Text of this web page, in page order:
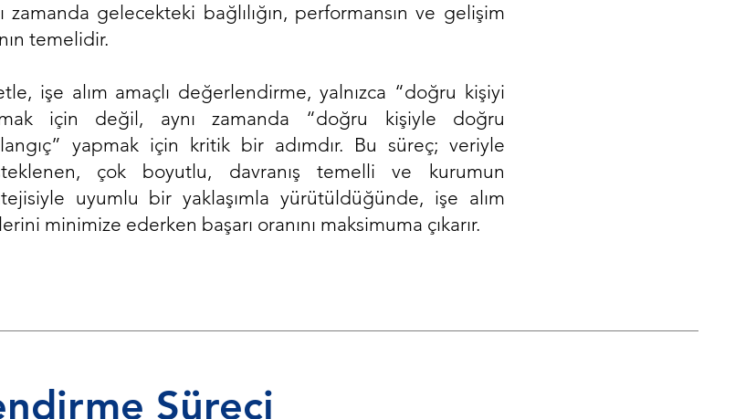
zamanda gelecekteki bağlılığın, performansın ve gelişim
temelidir.
işe alım amaçlı değerlendirme, yalnızca “doğru kişiyi
için değil, aynı zamanda “doğru kişiyle doğru
yapmak için kritik bir adımdır. Bu süreç; veriyle
çok boyutlu, davranış temelli ve kurumun
uyumlu bir yaklaşımla yürütüldüğünde, işe alım
minimize ederken başarı oranını maksimuma çıkarır.
Süreci